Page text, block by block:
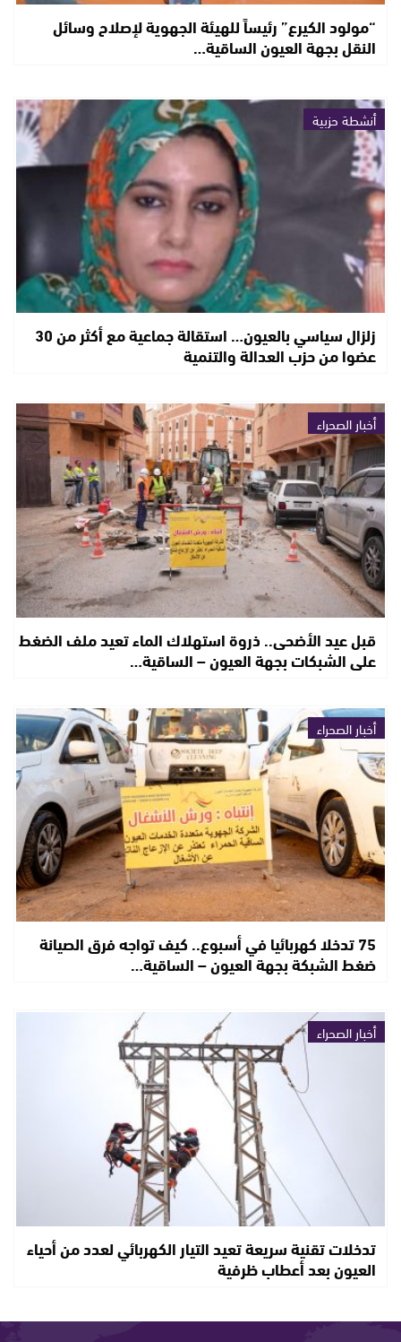
“مولود الكيرع” رئيساً للهيئة الجهوية لإصلاح وسائل
النقل بجهة العيون الساقية…
أنشطة حزبية
زلزال سياسي بالعيون… استقالة جماعية مع أكثر من 30
عضوا من حزب العدالة والتنمية
أخبار الصحراء
قبل عيد الأضحى.. ذروة استهلاك الماء تعيد ملف الضغط
على الشبكات بجهة العيون – الساقية…
أخبار الصحراء
75 تدخلا كهربائيا في أسبوع.. كيف تواجه فرق الصيانة
ضغط الشبكة بجهة العيون – الساقية…
أخبار الصحراء
تدخلات تقنية سريعة تعيد التيار الكهربائي لعدد من أحياء
العيون بعد أعطاب ظرفية